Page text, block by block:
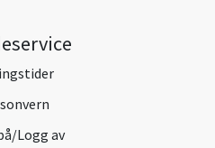
Logg av